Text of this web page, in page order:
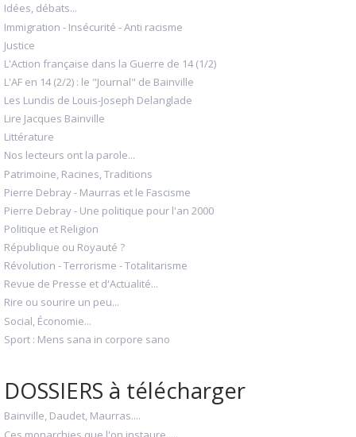
Idées, débats...
Immigration - Insécurité - Anti racisme
Justice
L'Action française dans la Guerre de 14 (1/2)
L'AF en 14 (2/2) : le "Journal" de Bainville
Les Lundis de Louis-Joseph Delanglade
Lire Jacques Bainville
Littérature
Nos lecteurs ont la parole...
Patrimoine, Racines, Traditions
Pierre Debray - Maurras et le Fascisme
Pierre Debray - Une politique pour l'an 2000
Politique et Religion
République ou Royauté ?
Révolution - Terrorisme - Totalitarisme
Revue de Presse et d'Actualité...
Rire ou sourire un peu...
Social, Économie...
Sport : Mens sana in corpore sano
DOSSIERS à télécharger
Bainville, Daudet, Maurras....